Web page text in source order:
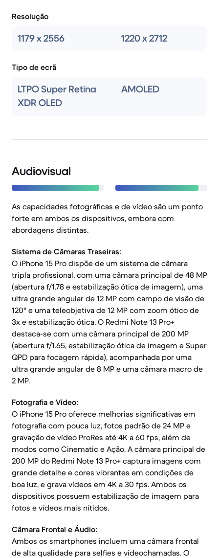
Resolução
1179 x 2556 1220 x 2712
Tipo de ecrã
LTPO Super Retina
XDR OLED
AMOLED
Audiovisual
As capacidades fotográficas e de vídeo são um ponto
forte em ambos os dispositivos, embora com
abordagens distintas.
Sistema de Câmaras Traseiras:
O iPhone 15 Pro dispõe de um sistema de câmara
tripla profissional, com uma câmara principal de 48 MP
(abertura f/1.78 e estabilização ótica de imagem), uma
ultra grande angular de 12 MP com campo de visão de
120° e uma teleobjetiva de 12 MP com zoom ótico de
3x e estabilização ótica. O Redmi Note 13 Pro+
destaca-se com uma câmara principal de 200 MP
(abertura f/1.65, estabilização ótica de imagem e Super
QPD para focagem rápida), acompanhada por uma
ultra grande angular de 8 MP e uma câmara macro de
2 MP.
Fotografia e Vídeo:
O iPhone 15 Pro oferece melhorias significativas em
fotografia com pouca luz, fotos padrão de 24 MP e
gravação de vídeo ProRes até 4K a 60 fps, além de
modos como Cinematic e Ação. A câmara principal de
200 MP do Redmi Note 13 Pro+ captura imagens com
grande detalhe e cores vibrantes em condições de
boa luz, e grava vídeos em 4K a 30 fps. Ambos os
dispositivos possuem estabilização de imagem para
fotos e vídeos mais nítidos.
Câmara Frontal e Áudio:
Ambos os smartphones incluem uma câmara frontal
de alta qualidade para selfies e videochamadas. O